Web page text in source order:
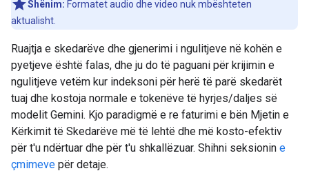
Shënim: Formatet audio dhe video nuk mbështeten
aktualisht.
Ruajtja e skedarëve dhe gjenerimi i ngulitjeve në kohën e
pyetjeve është falas, dhe ju do të paguani për krijimin e
ngulitjeve vetëm kur indeksoni për herë të parë skedarët
tuaj dhe kostoja normale e tokenëve të hyrjes/daljes së
modelit Gemini. Kjo paradigmë e re faturimi e bën Mjetin e
Kërkimit të Skedarëve më të lehtë dhe më kosto-efektiv
për t'u ndërtuar dhe për t'u shkallëzuar. Shihni seksionin e
çmimeve për detaje.